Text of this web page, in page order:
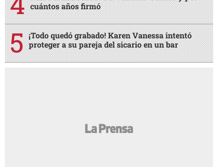
cuántos años firmó
¡Todo quedó grabado! Karen Vanessa intentó
proteger a su pareja del sicario en un bar